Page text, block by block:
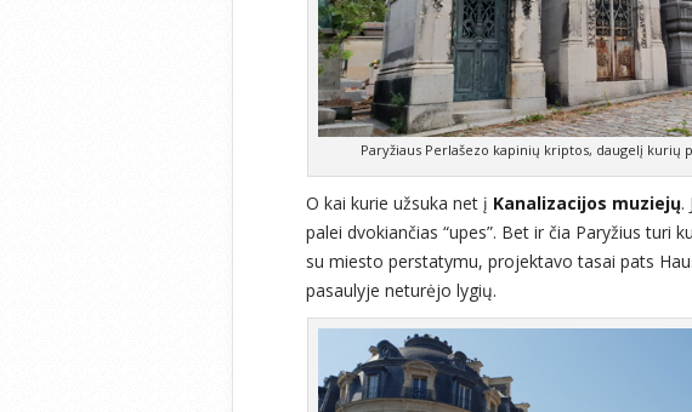
Paryžiaus Perlašezo kapinių kriptos, daugelį kurių
O kai kurie užsuka net į Kanalizacijos muziejų.
palei dvokiančias “upes”. Bet ir čia Paryžius turi
su miesto perstatymu, projektavo tasai pats
pasaulyje neturėjo lygių.